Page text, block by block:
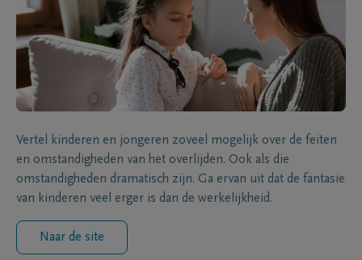
Vertel kinderen en jongeren zoveel mogelijk over de feiten
en omstandigheden van het overlijden. Ook als die
omstandigheden dramatisch zijn. Ga ervan uit dat de fantasie
van kinderen veel erger is dan de werkelijkheid.
Naar de site